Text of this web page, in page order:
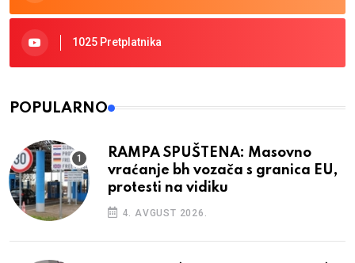
1025 Pretplatnika
POPULARNO
RAMPA SPUŠTENA: Masovno
vraćanje bh vozača s granica EU,
protesti na vidiku
4. AVGUST 2026.